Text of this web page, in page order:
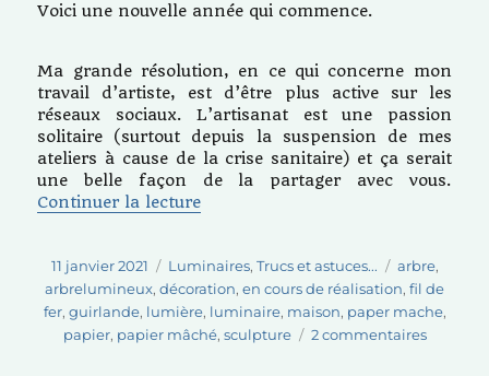
Voici une nouvelle année qui commence.
Ma grande résolution, en ce qui concerne mon
travail d’artiste, est d’être plus active sur les
réseaux sociaux. L’artisanat est une passion
solitaire (surtout depuis la suspension de mes
ateliers à cause de la crise sanitaire) et ça serait
une belle façon de la partager avec vous.
Continuer la lecturede « Création d’un arbre
Publié
le
11 janvier 2021 Catégories
Luminaires, Trucs et astuces... Étiquettes
arbre,
arbrelumineux, décoration, en cours de réalisation, fil de
fer, guirlande, lumière, luminaire, maison, paper mache,
papier, papier mâché, sculpture 2 commentairessur